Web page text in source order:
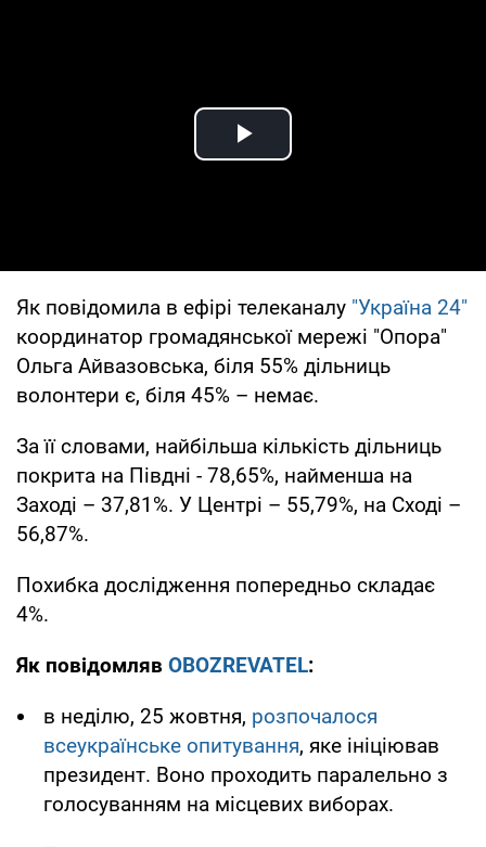
Play Video
Як повідомила в ефірі телеканалу "Україна 24"
координатор громадянської мережі "Опора"
Ольга Айвазовська, біля 55% дільниць
волонтери є, біля 45% – немає.
За її словами, найбільша кількість дільниць
покрита на Півдні - 78,65%, найменша на
Заході – 37,81%. У Центрі – 55,79%, на Сході –
56,87%.
Похибка дослідження попередньо складає
4%.
Як повідомляв OBOZREVATEL:
в неділю, 25 жовтня, розпочалося
всеукраїнське опитування, яке ініціював
президент. Воно проходить паралельно з
голосуванням на місцевих виборах.